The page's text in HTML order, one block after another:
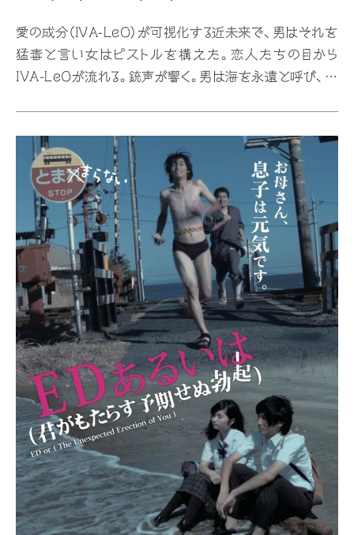
愛の成分（IVA-LeO）が可視化する近未来で、男はそれを
猛毒と言い女はピストルを構えた。恋人たちの目から
IVA-LeOが流れる。銃声が響く。男は海を永遠と呼び、女
18:00〜
料金700円